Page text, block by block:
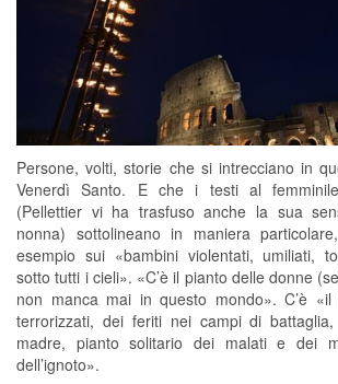
Persone, volti, storie che si intrecciano in
Venerdì Santo. E che i testi al
(Pellettier vi ha trasfuso anche la sua
nonna) sottolineano in maniera
esempio sui «bambini violentati, umiliati,
sotto tutti i cieli». «C’è il pianto delle donne
non manca mai in questo mondo». C’è
terrorizzati, dei feriti nei campi di
madre, pianto solitario dei malati e dei
dell’ignoto».